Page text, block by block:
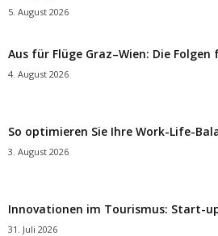
5. August 2026
Aus für Flüge Graz–Wien: Die Folgen
4. August 2026
So optimieren Sie Ihre Work-Life-
3. August 2026
Innovationen im Tourismus: Start-
31. Juli 2026